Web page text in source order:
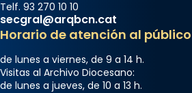
Telf. 93 270 10 10
secgral@arqbcn.cat
Horario de atención al
de lunes a viernes, de 9 a 14 h.
Visitas al Archivo Diocesano:
de lunes a jueves, de 10 a 13 h.